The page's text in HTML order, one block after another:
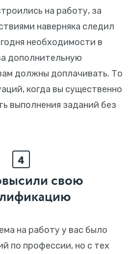
на работу, за
наверняка следил
необходимости в
дополнительную
должны доплачивать. То
когда вы существенно
выполнения заданий без
4
свою
на работу у вас было
по профессии, но с тех